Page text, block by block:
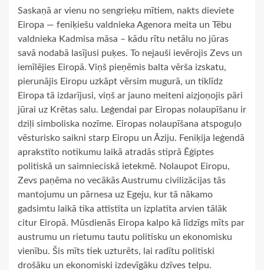
Saskaņā ar vienu no sengrieķu mītiem, nakts dieviete
Eiropa — feniķiešu valdnieka Agenora meita un Tēbu
valdnieka Kadmisa māsa – kādu rītu netālu no jūras
savā nodabā lasījusi puķes. To nejauši ievērojis Zevs un
iemīlējies Eiropā. Viņš pieņēmis balta vērša izskatu,
pierunājis Eiropu uzkāpt vērsim mugurā, un tiklīdz
Eiropa tā izdarījusi, viņš ar jauno meiteni aizjoņojis pāri
jūrai uz Krētas salu. Leģendai par Eiropas nolaupīšanu ir
dziļi simboliska nozīme. Eiropas nolaupīšana atspoguļo
vēsturisko saikni starp Eiropu un Āziju. Feniķija leģendā
aprakstīto notikumu laikā atradās stiprā Ēģiptes
politiskā un saimnieciskā ietekmē. Nolaupot Eiropu,
Zevs paņēma no vecākās Austrumu civilizācijas tās
mantojumu un pārnesa uz Egeju, kur tā nākamo
gadsimtu laikā tika attīstīta un izplatīta arvien tālāk
citur Eiropā. Mūsdienās Eiropa kalpo kā līdzīgs mīts par
austrumu un rietumu tautu politisku un ekonomisku
vienību. Šis mīts tiek uzturēts, lai radītu politiski
drošāku un ekonomiski izdevīgāku dzīves telpu.